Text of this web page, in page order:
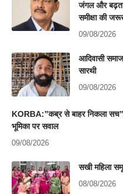
जंगल और बढ़ता
समीक्षा की
09/08/2026
आदिवासी
सारथी
09/08/2026
KORBA:”कब्र से बाहर निकला
भूमिका पर सवाल
09/08/2026
सखी महिला
08/08/2026